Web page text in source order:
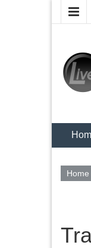
Home